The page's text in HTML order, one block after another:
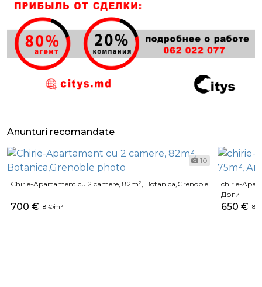
Anunturi recomandate
10
Chirie-Apartament cu 2 camere, 82m², Botanica,Grenoble
700 € 8 €/m²
chirie-
Доги
650 € 8